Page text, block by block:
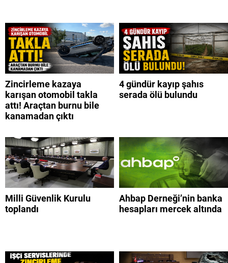
Zincirleme kazaya
karışan otomobil takla
attı! Araçtan burnu bile
kanamadan çıktı
4 gündür kayıp şahıs
serada ölü bulundu
Milli Güvenlik Kurulu
toplandı
Ahbap Derneği’nin banka
hesapları mercek altında